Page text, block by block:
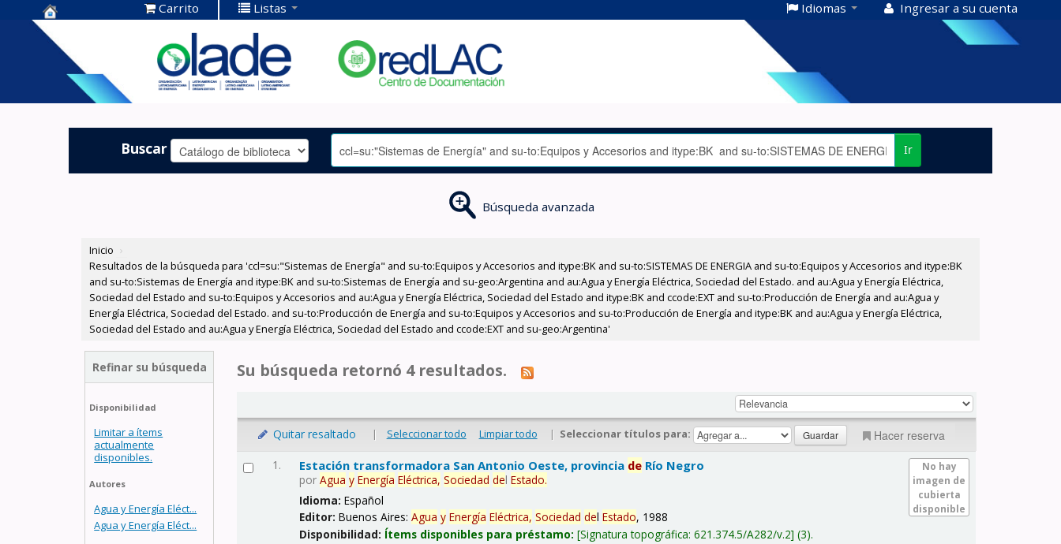
Centro de
Documentación
OLADE -
Carrito Listas Idiomas Ingresar a su cuenta
Buscar Ir
Búsqueda avanzada
Inicio ›
Resultados de la búsqueda para 'ccl=su:"Sistemas de Energía" and su-to:Equipos y Accesorios and itype:BK and su-to:SISTEMAS DE ENERGIA and su-to:Equipos y Accesorios and itype:BK
and su-to:Sistemas de Energía and itype:BK and su-to:Sistemas de Energía and su-geo:Argentina and au:Agua y Energía Eléctrica, Sociedad del Estado. and au:Agua y Energía Eléctrica,
Sociedad del Estado and su-to:Equipos y Accesorios and au:Agua y Energía Eléctrica, Sociedad del Estado and itype:BK and ccode:EXT and su-to:Producción de Energía and au:Agua y
Energía Eléctrica, Sociedad del Estado. and su-to:Producción de Energía and su-to:Equipos y Accesorios and su-to:Producción de Energía and itype:BK and au:Agua y Energía Eléctrica,
Sociedad del Estado and au:Agua y Energía Eléctrica, Sociedad del Estado and ccode:EXT and su-geo:Argentina'
Refinar su búsqueda
Disponibilidad
Limitar a ítems
actualmente
disponibles.
Autores
Agua y Energía Eléct...
Agua y Energía Eléct...
Su búsqueda retornó 4 resultados.
Quitar resaltado | Seleccionar todo Limpiar todo | Seleccionar títulos para: Hacer reserva
1.
No hay
imagen de
cubierta
disponible
Estación transformadora San Antonio Oeste, provincia de Río Negro
porAgua y Energía Eléctrica, Sociedad delEstado.
Idioma:Español
Editor:Buenos Aires:Agua y Energía Eléctrica, Sociedad delEstado, 1988
Disponibilidad: Ítems disponibles para préstamo: Signatura topográfica:621.374.5/A282/v.2 (3).